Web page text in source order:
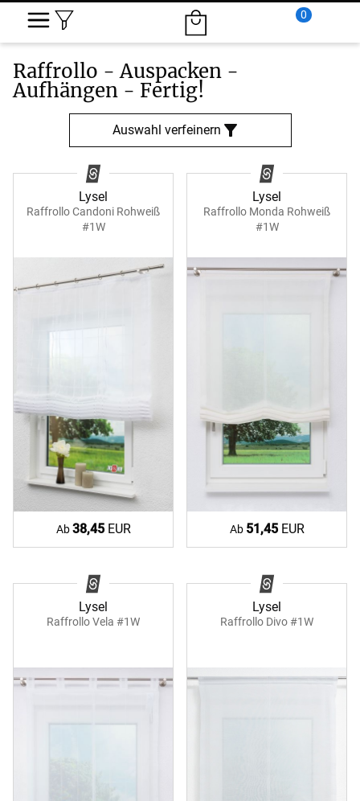
0
Raffrollo -Auspacken -
Aufhängen - Fertig!
Auswahl verfeinern
Lysel
Raffrollo Candoni Rohweiß
#1W
Ab38,45EUR
Lysel
Raffrollo Monda Rohweiß
#1W
Ab 51,45EUR
Lysel
Raffrollo Vela #1W
Lysel
Raffrollo Divo #1W